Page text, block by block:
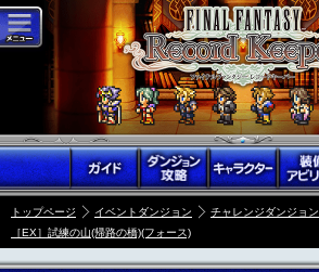
トップページ イベントダンジョン チャレンジダンジョン
［EX］試練の山(帰路の橋)(フォース)